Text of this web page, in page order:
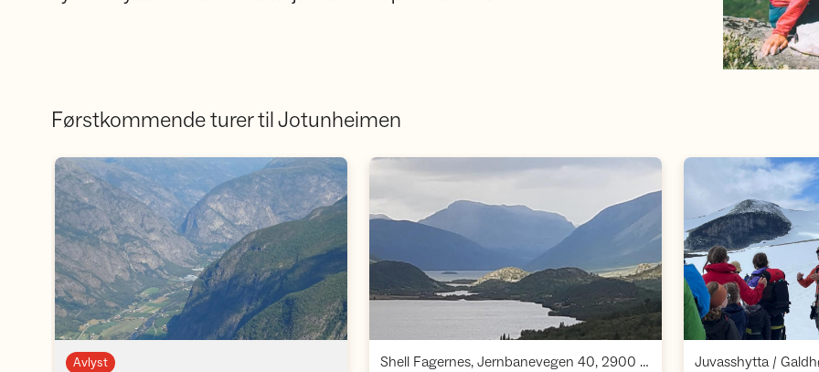
Førstkommende turer til Jotunheimen
Åpne aktivitet
Avlyst
Åpne aktivitet
Shell Fagernes, Jernbanevegen 40, 2900 Fagernes, kl 09:00
,